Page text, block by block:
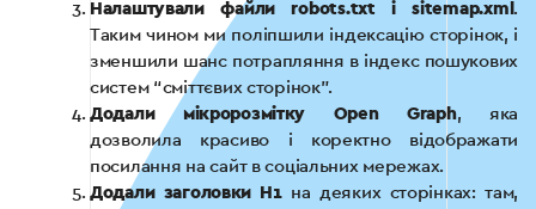
Налаштували файли robots.txt і sitemap.xml .
Таким чином ми поліпшили індексацію сторінок, і
зменшили шанс потрапляння в індекс пошукових
систем “сміттєвих сторінок”.
Додали мікророзмітку Open Graph, яка
дозволила красиво і коректно відображати
посилання на сайт в соціальних мережах.
Додали заголовки H1на деяких сторінках: там,